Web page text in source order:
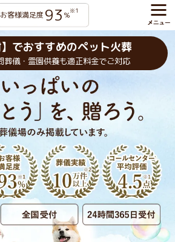
お客様満足度 93 %※1
】でおすすめのペット火葬
葬儀・霊園供養も適正料金でご対応